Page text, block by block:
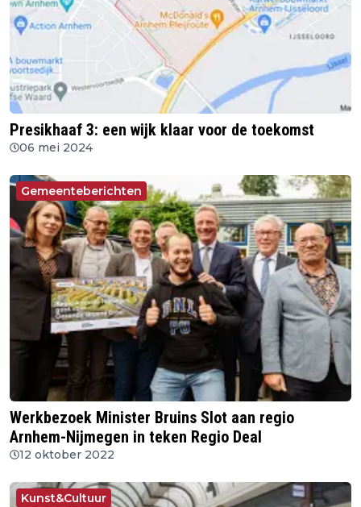
Presikhaaf 3: een wijk klaar voor de toekomst
06 mei 2024
Gemeenteberichten
Werkbezoek Minister Bruins Slot aan regio
Arnhem-Nijmegen in teken Regio Deal
12 oktober 2022
Kunst&Cultuur